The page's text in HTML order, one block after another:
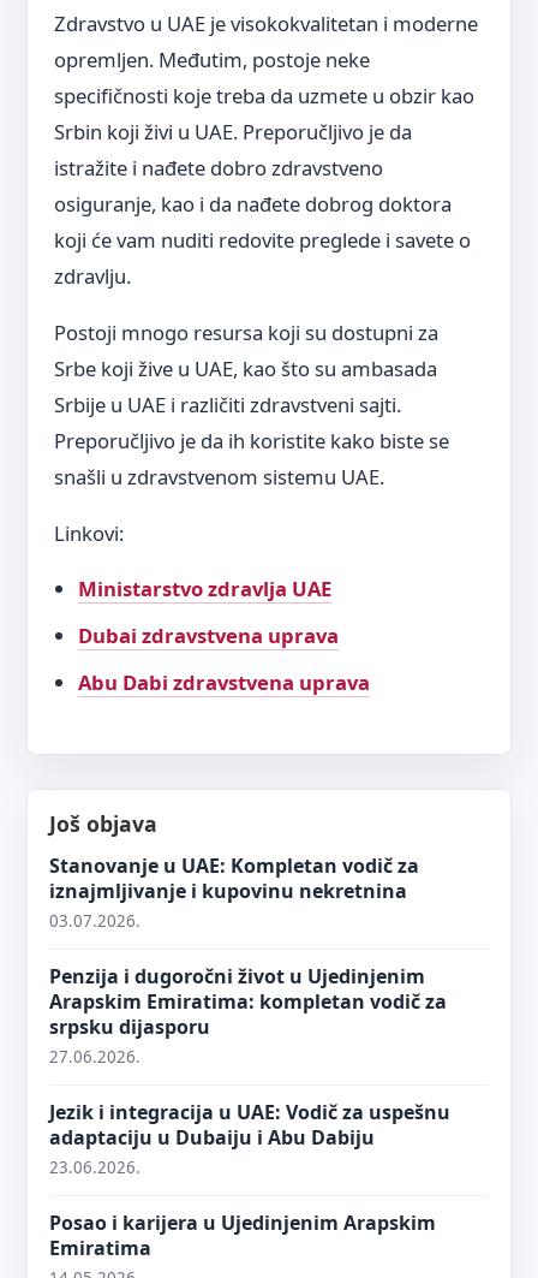
Zdravstvo u UAE je visokokvalitetan i moderne
opremljen. Međutim, postoje neke
specifičnosti koje treba da uzmete u obzir kao
Srbin koji živi u UAE. Preporučljivo je da
istražite i nađete dobro zdravstveno
osiguranje, kao i da nađete dobrog doktora
koji će vam nuditi redovite pregledе i savete o
zdravlju.
Postoji mnogo resursa koji su dostupni za
Srbe koji žive u UAE, kao što su ambasada
Srbije u UAE i različiti zdravstveni sajti.
Preporučljivo je da ih koristite kako biste se
snašli u zdravstvenom sistemu UAE.
Linkovi:
Ministarstvo zdravlja UAE
Dubai zdravstvena uprava
Abu Dabi zdravstvena uprava
Još objava
Stanovanje u UAE: Kompletan vodič za
iznajmljivanje i kupovinu nekretnina
03.07.2026.
Penzija i dugoročni život u Ujedinjenim
Arapskim Emiratima: kompletan vodič za
srpsku dijasporu
27.06.2026.
Jezik i integracija u UAE: Vodič za uspešnu
adaptaciju u Dubaiju i Abu Dabiju
23.06.2026.
Posao i karijera u Ujedinjenim Arapskim
Emiratima